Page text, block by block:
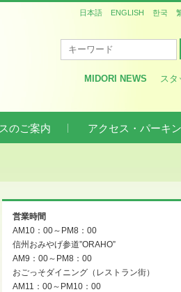
MIDORI NEWS
スタ
日本語 ENGLISH 한국
のご案内 アクセス・パーキ
営業時間
AM10：00～PM8：00
信州おみやげ参道”ORAHO”
AM9：00～PM8：00
おごっそダイニング（レストラン街）
AM11：00～PM10：00